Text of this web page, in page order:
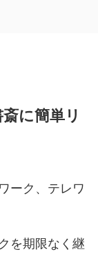
に簡単リ
ーク、テレワ
を期限なく継